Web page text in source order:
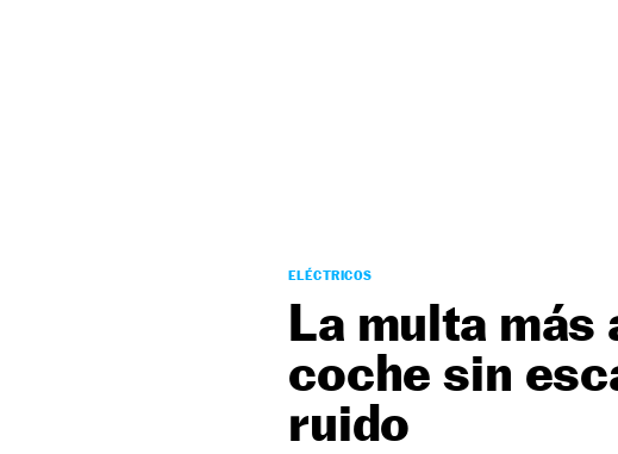
ELÉCTRICOS
La multa más
coche sin
ruido